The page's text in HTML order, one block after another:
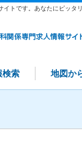
トです。あなたにピッタ
検索 地図か